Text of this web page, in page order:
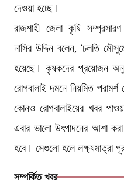
দেওয়া হচ্ছে।
রাজশাহী জেলা কৃষি
নাসির উদ্দিন বলেন, ‘চলতি
হয়েছে। কৃষকদের প্রয়োজন
রোগবালাই দমনে নিয়মিত
কোনও রোগবালাইয়ের খবর
এবার ভালো উৎপাদনের আশা
হবে। সেগুলো হলে লক্ষ্যমাত্রা
সম্পর্কিত খবর